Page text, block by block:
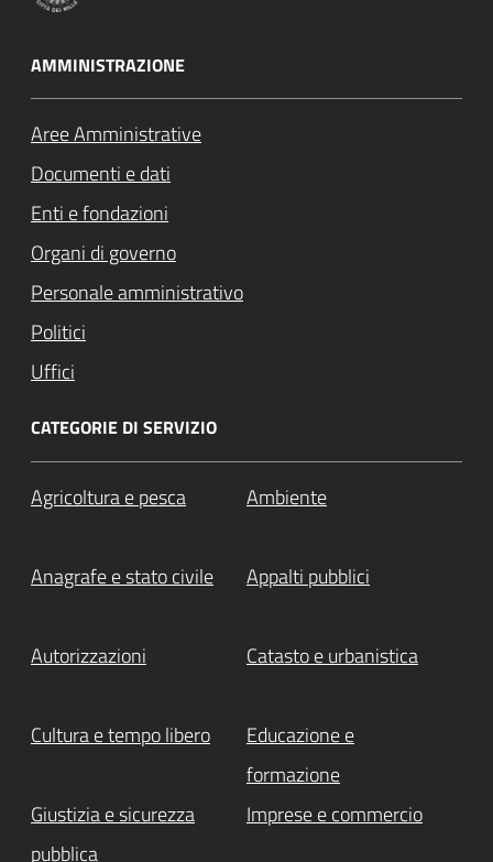
AMMINISTRAZIONE
Aree Amministrative
Documenti e dati
Enti e fondazioni
Organi di governo
Personale amministrativo
Politici
Uffici
CATEGORIE DI SERVIZIO
Agricoltura e pesca Ambiente
Anagrafe e stato civile Appalti pubblici
Autorizzazioni Catasto e urbanistica
Cultura e tempo libero
Educazione e
formazione
Giustizia e sicurezza
pubblica
Imprese e commercio